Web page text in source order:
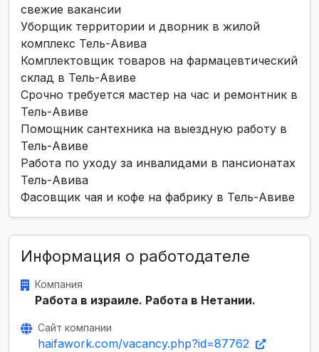
свежие вакансии
Уборщик территории и дворник в жилой
комплекс Тель-Авива
Комплектовщик товаров на фармацевтический
склад в Тель-Авиве
Срочно требуется мастер на час и ремонтник в
Тель-Авиве
Помощник сантехника на выездную работу в
Тель-Авиве
Работа по уходу за инвалидами в пансионатах
Тель-Авива
Фасовщик чая и кофе на фабрику в Тель-Авиве
Информация о работодателе
Компания
Работа в израиле. Работа в Нетании.
Сайт компании
haifawork.com/vacancy.php?id=87762